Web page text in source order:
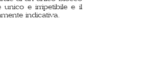
unico e irripetibile e il
indicativa.